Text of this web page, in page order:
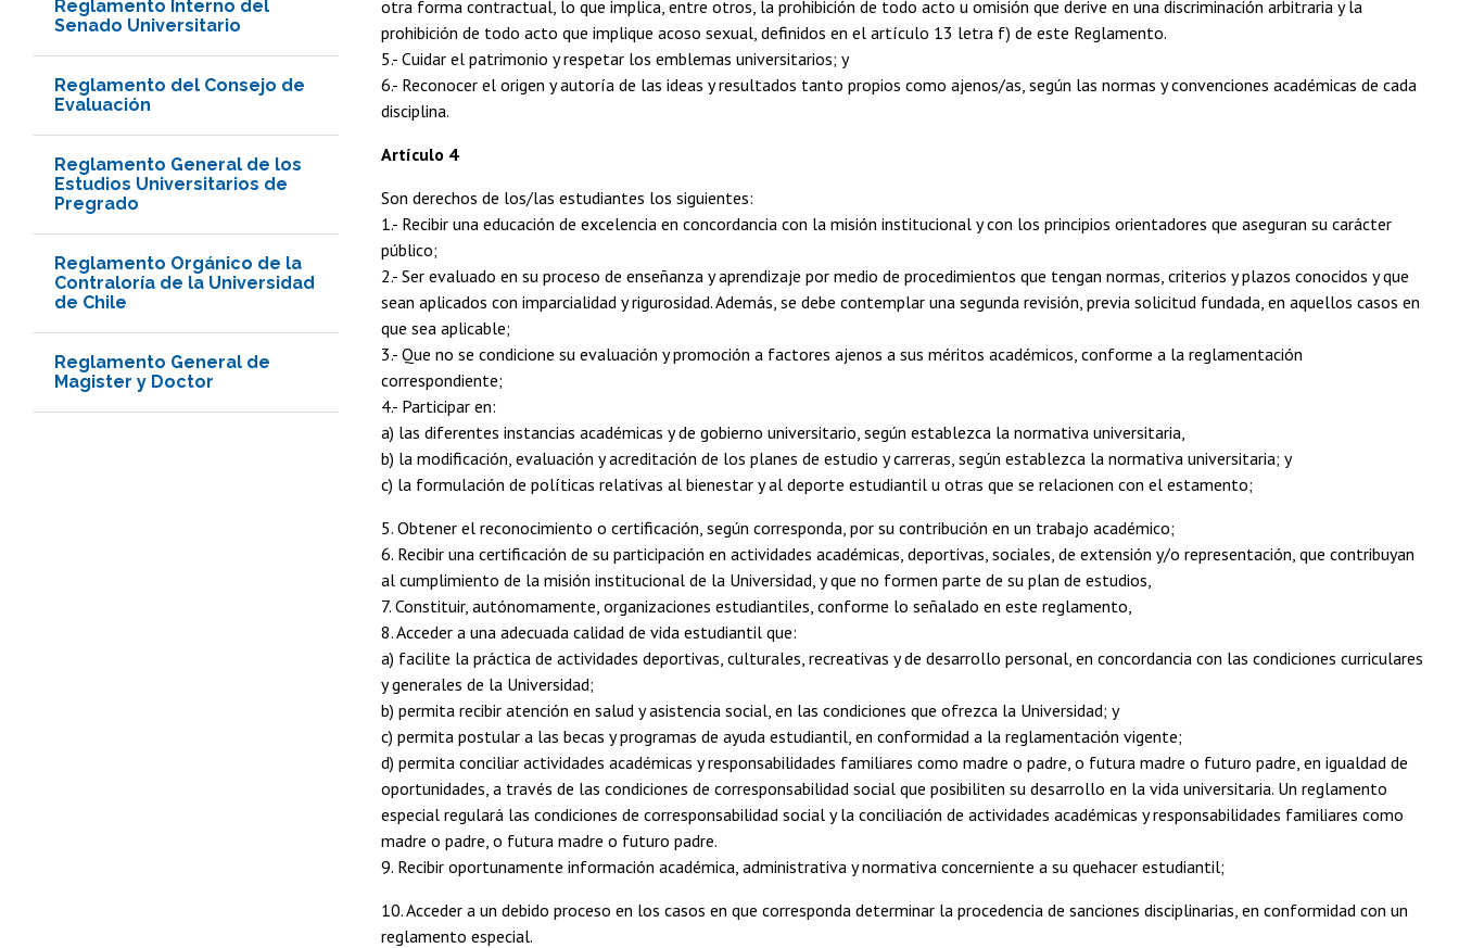
Reglamento Interno del
Senado Universitario
Reglamento del Consejo de
Evaluación
Reglamento General de los
Estudios Universitarios de
Pregrado
Reglamento Orgánico de la
Contraloría de la Universidad
de Chile
Reglamento General de
Magister y Doctor
otra forma contractual, lo que implica, entre otros, la prohibición de todo acto u omisión que derive en una discriminación arbitraria y la
prohibición de todo acto que implique acoso sexual, definidos en el artículo 13 letra f) de este Reglamento.
5.- Cuidar el patrimonio y respetar los emblemas universitarios; y
6.- Reconocer el origen y autoría de las ideas y resultados tanto propios como ajenos/as, según las normas y convenciones académicas de cada
disciplina.
Artículo 4
Son derechos de los/las estudiantes los siguientes:
1.- Recibir una educación de excelencia en concordancia con la misión institucional y con los principios orientadores que aseguran su carácter
público;
2.- Ser evaluado en su proceso de enseñanza y aprendizaje por medio de procedimientos que tengan normas, criterios y plazos conocidos y que
sean aplicados con imparcialidad y rigurosidad. Además, se debe contemplar una segunda revisión, previa solicitud fundada, en aquellos casos en
que sea aplicable;
3.- Que no se condicione su evaluación y promoción a factores ajenos a sus méritos académicos, conforme a la reglamentación
correspondiente;
4.- Participar en:
a) las diferentes instancias académicas y de gobierno universitario, según establezca la normativa universitaria,
b) la modificación, evaluación y acreditación de los planes de estudio y carreras, según establezca la normativa universitaria; y
c) la formulación de políticas relativas al bienestar y al deporte estudiantil u otras que se relacionen con el estamento;
5. Obtener el reconocimiento o certificación, según corresponda, por su contribución en un trabajo académico;
6. Recibir una certificación de su participación en actividades académicas, deportivas, sociales, de extensión y/o representación, que contribuyan
al cumplimiento de la misión institucional de la Universidad, y que no formen parte de su plan de estudios,
7. Constituir, autónomamente, organizaciones estudiantiles, conforme lo señalado en este reglamento,
8. Acceder a una adecuada calidad de vida estudiantil que:
a) facilite la práctica de actividades deportivas, culturales, recreativas y de desarrollo personal, en concordancia con las condiciones curriculares
y generales de la Universidad;
b) permita recibir atención en salud y asistencia social, en las condiciones que ofrezca la Universidad; y
c) permita postular a las becas y programas de ayuda estudiantil, en conformidad a la reglamentación vigente;
d) permita conciliar actividades académicas y responsabilidades familiares como madre o padre, o futura madre o futuro padre, en igualdad de
oportunidades, a través de las condiciones de corresponsabilidad social que posibiliten su desarrollo en la vida universitaria. Un reglamento
especial regulará las condiciones de corresponsabilidad social y la conciliación de actividades académicas y responsabilidades familiares como
madre o padre, o futura madre o futuro padre.
9. Recibir oportunamente información académica, administrativa y normativa concerniente a su quehacer estudiantil;
10. Acceder a un debido proceso en los casos en que corresponda determinar la procedencia de sanciones disciplinarias, en conformidad con un
reglamento especial.